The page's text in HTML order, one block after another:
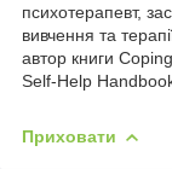
психотерапевт,
вивчення та
автор книги
Self-Help
Приховати